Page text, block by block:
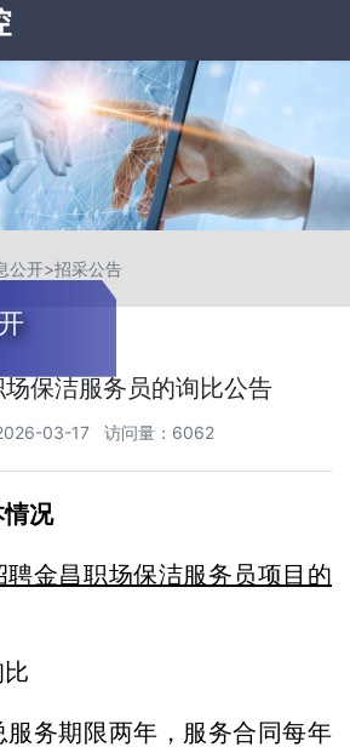
公开>招采公告
保洁服务员的询比公告
03-17 访问量：6062
况
聘金昌职场保洁服务员项目的
服务期限两年，服务合同每年